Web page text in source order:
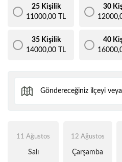
25 Kişilik
11000,00 TL
30
35 Kişilik
14000,00 TL
40
11 Ağustos
Salı
12 Ağustos
Çarşamba